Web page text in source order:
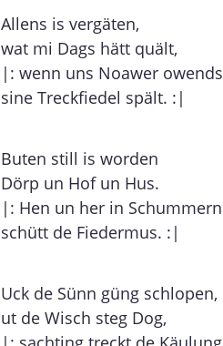
Allens is vergäten,
wat mi Dags hätt quält,
|: wenn uns Noawer owends
sine Treckfiedel spält. :|
Buten still is worden
Dörp un Hof un Hus.
|: Hen un her in Schummern
schütt de Fiedermus. :|
Uck de Sünn güng schlopen,
ut de Wisch steg Dog,